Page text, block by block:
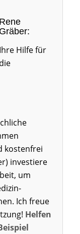
Rene
Gräber:
Ihre Hilfe für
die
kostenfrei
investiere
um
Ich freue
Helfen